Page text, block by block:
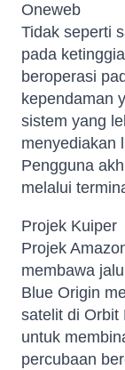
Oneweb
Tidak seperti
pada
beroperasi
kependaman
sistem yang
menyediakan
Pengguna
melalui
Projek Kuiper
Projek
membawa
Blue Origin
satelit di Orbit
untuk
percubaan